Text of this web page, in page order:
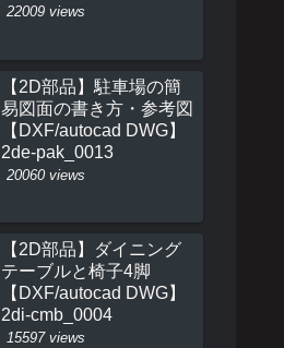
22009 views
【2D部品】駐車場の簡
易図面の書き方・参考図
【DXF/autocad DWG】
2de-pak_0013
20060 views
【2D部品】ダイニング
テーブルと椅子4脚
【DXF/autocad DWG】
2di-cmb_0004
15597 views